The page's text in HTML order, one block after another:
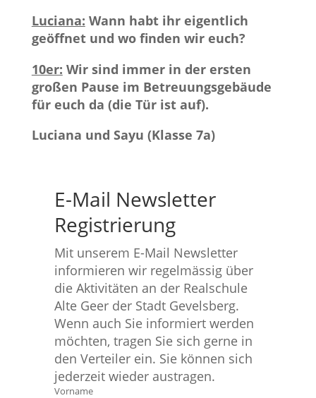
Luciana: Wann habt ihr eigentlich
geöffnet und wo finden wir euch?
10er: Wir sind immer in der ersten
großen Pause im Betreuungsgebäude
für euch da (die Tür ist auf).
Luciana und Sayu (Klasse 7a)
E-Mail Newsletter
Registrierung
Mit unserem E-Mail Newsletter
informieren wir regelmässig über
die Aktivitäten an der Realschule
Alte Geer der Stadt Gevelsberg.
Wenn auch Sie informiert werden
möchten, tragen Sie sich gerne in
den Verteiler ein. Sie können sich
jederzeit wieder austragen.
Vorname